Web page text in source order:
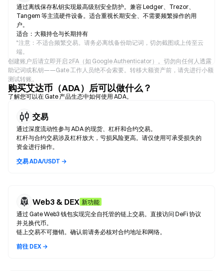
通过离线保存私钥实现最高级别安全防护。兼容 Ledger、Trezor、
Tangem 等主流硬件设备。适合重视长期安全、不需要频繁操作的用
户。
适合：大额持仓与长期持有
*注意：不适合频繁交易。请务必离线备份助记词，切勿截图或上传至云
端。
创建账户后请立即开启 2FA（如 Google Authenticator）。切勿向任何人透露
助记词或私钥——Gate 工作人员绝不会索要。转移大额资产前，请先进行小额
测试转账。
购买艾达币（ADA）后可以做什么？
了解您可以在 Gate 产品生态中如何使用 ADA。
交易
通过深度流动性参与 ADA 的现货、杠杆和合约交易。
杠杆与合约交易涉及杠杆放大，亏损风险更高。请仅使用可承受损失的
资金进行操作。
交易 ADA/USDT →
Web3 & DEX 新功能
通过 Gate Web3 钱包实现完全自托管的链上交易。直接访问 DeFi 协议
并兑换代币。
链上交易不可撤销。确认前请务必核对合约地址和网络。
前往 DEX →